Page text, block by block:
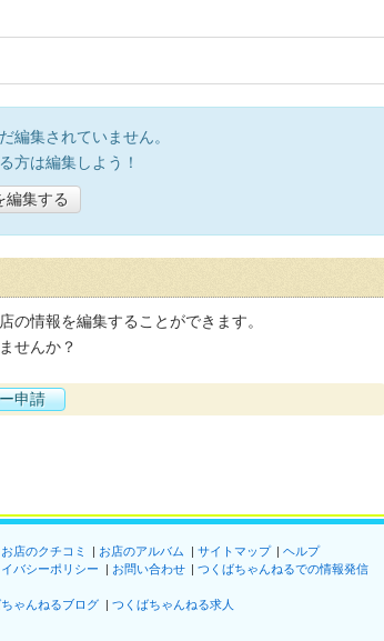
編集されていません。
方は編集しよう！
編集する
の情報を編集することができます。
せんか？
申請
お店のクチコミ お店のアルバム サイトマップ
ヘルプ
バシーポリシー お問い合わせ つくばちゃんねるでの情報発信
ゃんねるブログ
つくばちゃんねる求人